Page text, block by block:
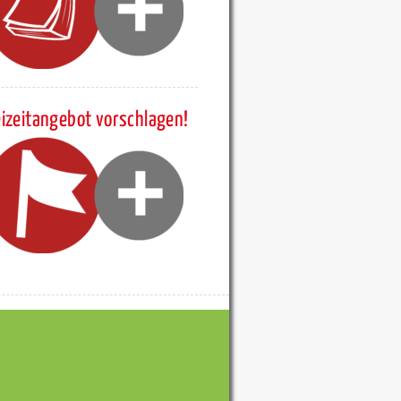
vorschlagen!